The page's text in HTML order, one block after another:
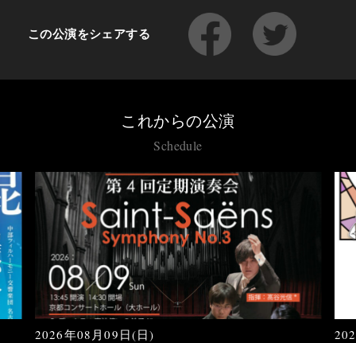
この公演をシェアする
これからの公演
Schedule
2026年08月09日(日)